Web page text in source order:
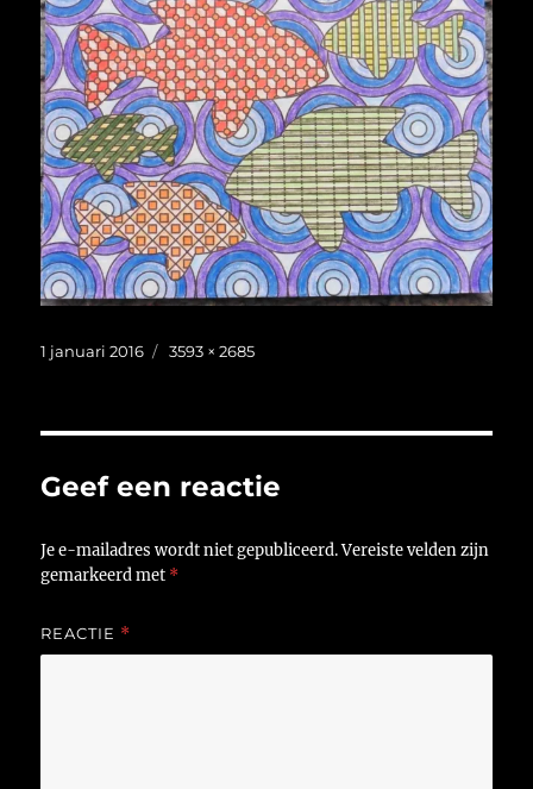
Geplaatst
1 januari 2016
Volledige
3593 × 2685
Geef een reactie
Je e-mailadres wordt niet gepubliceerd. Vereiste velden zijn
gemarkeerd met *
REACTIE *